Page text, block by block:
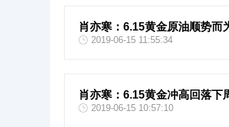
肖亦寒：6.15黄金原油顺势而
2019-06-15 11:55:34
肖亦寒：6.15黄金冲高回落下
2019-06-15 10:57:10